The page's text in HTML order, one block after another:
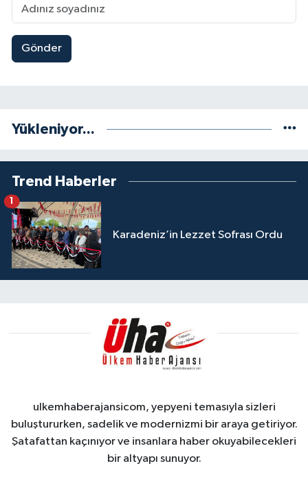
Gönder
Yükleniyor...
Trend Haberler
Karadeniz’in Lezzet Sofrası Ordu
1
ulkemhaberajansicom, yepyeni temasıyla sizleri
buluştururken, sadelik ve modernizmi bir araya getiriyor.
Şatafattan kaçınıyor ve insanlara haber okuyabilecekleri
bir altyapı sunuyor.